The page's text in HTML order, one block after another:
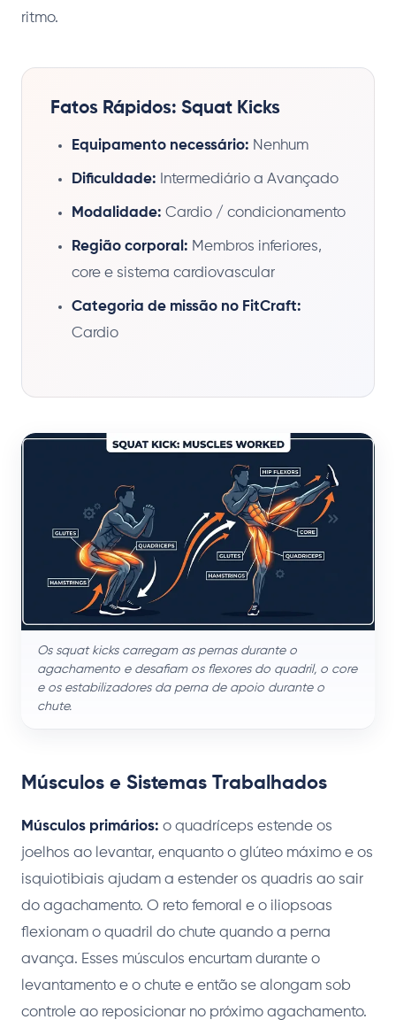
ritmo.
Fatos Rápidos: Squat Kicks
Equipamento necessário: Nenhum
Dificuldade: Intermediário a Avançado
Modalidade: Cardio / condicionamento
Região corporal: Membros inferiores,
core e sistema cardiovascular
Categoria de missão no FitCraft:
Cardio
Os squat kicks carregam as pernas durante o
agachamento e desafiam os flexores do quadril, o core
e os estabilizadores da perna de apoio durante o
chute.
Músculos e Sistemas Trabalhados
Músculos primários: o quadríceps estende os
joelhos ao levantar, enquanto o glúteo máximo e os
isquiotibiais ajudam a estender os quadris ao sair
do agachamento. O reto femoral e o iliopsoas
flexionam o quadril do chute quando a perna
avança. Esses músculos encurtam durante o
levantamento e o chute e então se alongam sob
controle ao reposicionar no próximo agachamento.